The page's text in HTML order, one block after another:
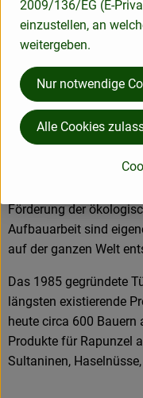
Partnerschaften
Beratung durch eigene
Austausch
Rohstoffe ab. Das
Teller des Verbrauchers.
Förderung der
Aufbauarbeit sind
auf der ganzen Welt
Das 1985 gegründete
längsten existierende
heute circa 600 Bauern
Produkte für Rapunzel
Sultaninen,
2009/136/EG (E-
einzustellen, an
weitergeben.
Nur notwendige
Alle Cookies